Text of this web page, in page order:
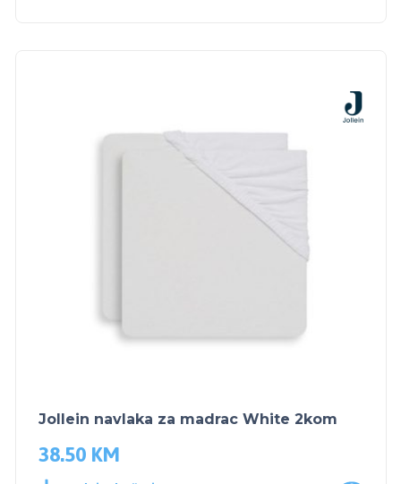
Jollein navlaka za madrac White 2kom
38.50 KM